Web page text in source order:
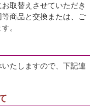
取替えさせていただき
商品と交換または、ご
。
たしますので、下記連